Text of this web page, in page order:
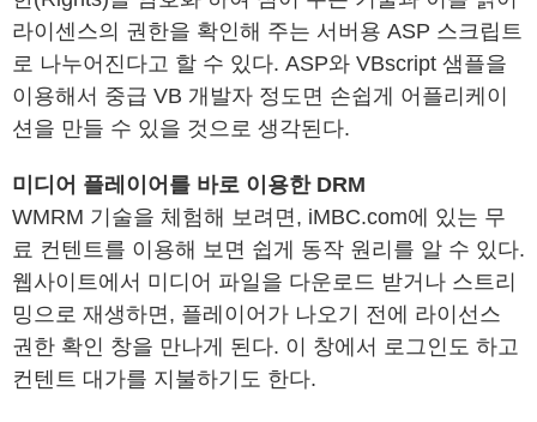
라이센스의 권한을 확인해 주는 서버용 ASP 스크립트
로 나누어진다고 할 수 있다. ASP와 VBscript 샘플을
이용해서 중급 VB 개발자 정도면 손쉽게 어플리케이
션을 만들 수 있을 것으로 생각된다.
미디어 플레이어를 바로 이용한 DRM
WMRM 기술을 체험해 보려면, iMBC.com에 있는 무
료 컨텐트를 이용해 보면 쉽게 동작 원리를 알 수 있다.
웹사이트에서 미디어 파일을 다운로드 받거나 스트리
밍으로 재생하면, 플레이어가 나오기 전에 라이선스
권한 확인 창을 만나게 된다. 이 창에서 로그인도 하고
컨텐트 대가를 지불하기도 한다.